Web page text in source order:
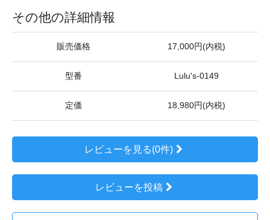
その他の詳細情報
販売価格 17,000円(内税)
型番 Lulu's-0149
定価 18,980円(内税)
レビューを見る(0件)
レビューを投稿